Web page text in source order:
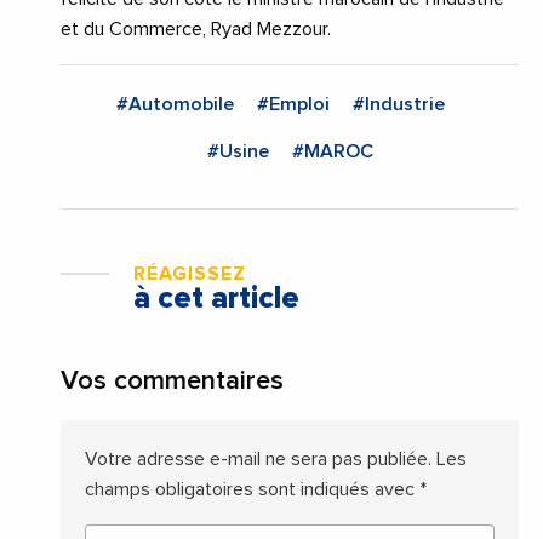
et du Commerce, Ryad Mezzour.
#Automobile #Emploi #Industrie
#Usine #MAROC
RÉAGISSEZ
à cet article
Vos commentaires
Votre adresse e-mail ne sera pas publiée. Les
champs obligatoires sont indiqués avec *